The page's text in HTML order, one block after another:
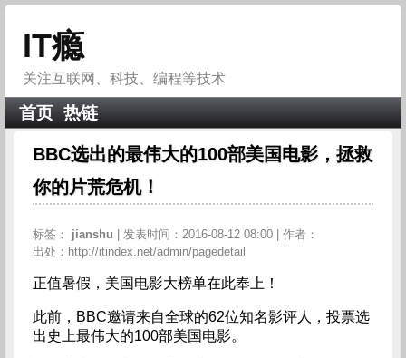
IT瘾
关注互联网、科技、编程等技术
首页 热链
BBC选出的最伟大的100部美国电影，拯救
你的片荒危机！
标签： jianshu
| 发表时间：2016-08-12 08:00 | 作者：
出处：http://itindex.net/admin/pagedetail
正值暑假，美国电影大榜单在此奉上！
此前，BBC邀请来自全球的62位知名影评人，投票选
出史上最伟大的100部美国电影。